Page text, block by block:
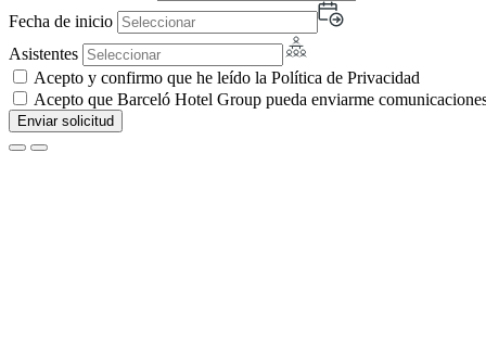
Fecha de inicio
Asistentes
Acepto y confirmo que he leído la Política de Privacidad
Acepto que Barceló Hotel Group pueda enviarme
Enviar solicitud